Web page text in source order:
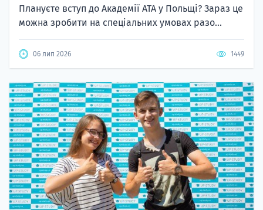
Плануєте вступ до Академії ATA у Польщі? Зараз це
можна зробити на спеціальних умовах разо...
06 лип 2026 1449